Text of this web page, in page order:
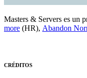
Masters & Servers es un
more (HR), Abandon
CRÉDITOS